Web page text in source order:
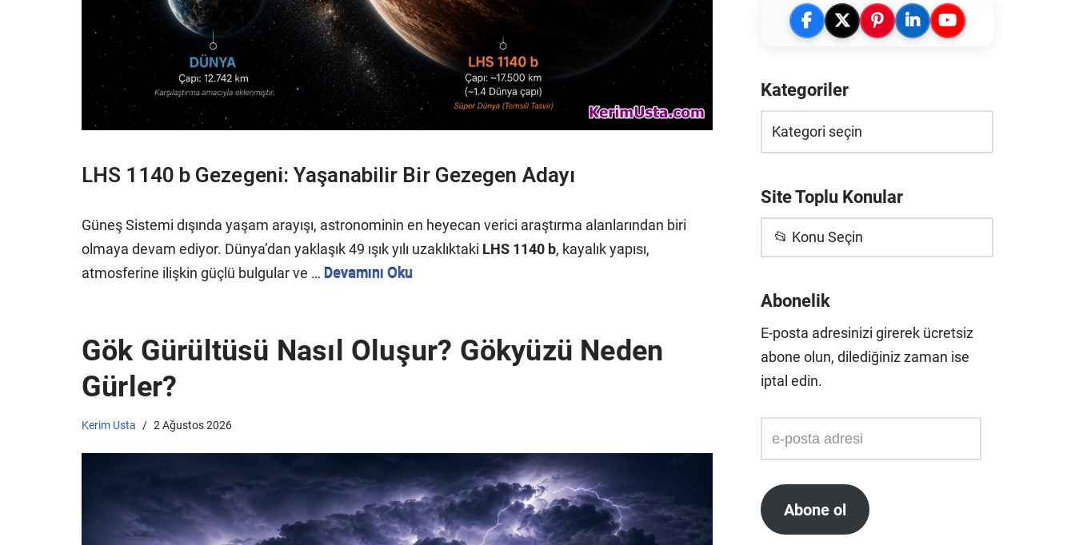
LHS 1140 b Gezegeni: Yaşanabilir Bir Gezegen Adayı
Güneş Sistemi dışında yaşam arayışı, astronominin en heyecan verici araştırma alanlarından biri
olmaya devam ediyor. Dünya’dan yaklaşık 49 ışık yılı uzaklıktaki LHS 1140 b, kayalık yapısı,
atmosferine ilişkin güçlü bulgular ve … Devamını Oku
Gök Gürültüsü Nasıl Oluşur? Gökyüzü Neden
Gürler?
Kerim Usta 2 Ağustos 2026
Kategoriler
Site Toplu Konular
📂 Konu Seçin
Abonelik
E-posta adresinizi girerek ücretsiz
abone olun, dilediğiniz zaman ise
iptal edin.
Abone ol